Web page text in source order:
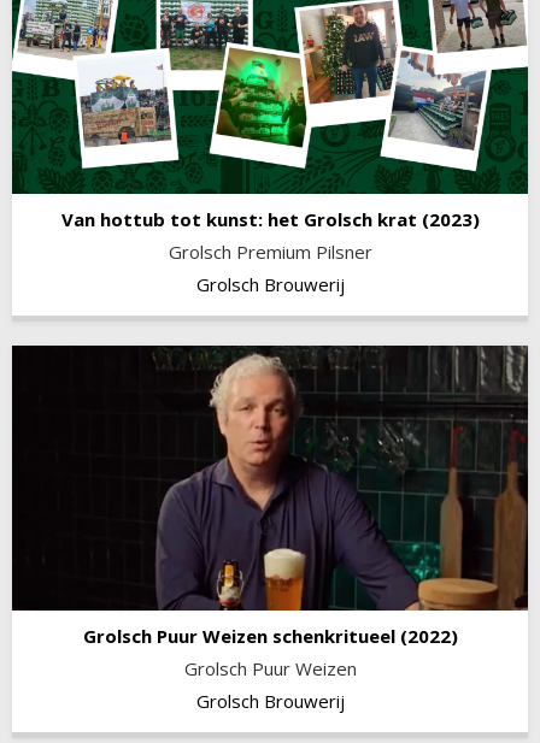
Van hottub tot kunst: het Grolsch krat (2023)
Grolsch Premium Pilsner
Grolsch Brouwerij
Grolsch Puur Weizen schenkritueel (2022)
Grolsch Puur Weizen
Grolsch Brouwerij